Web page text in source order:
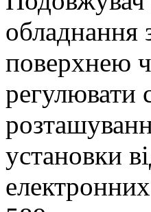
обладнання
поверхнею
регулювати
установки